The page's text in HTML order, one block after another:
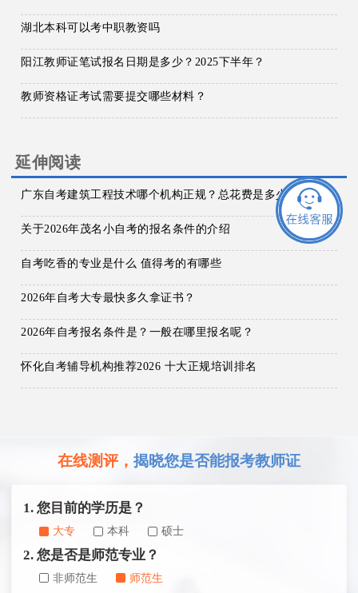
湖北本科可以考中职教资吗
阳江教师证笔试报名日期是多少？2025下半年？
教师资格证考试需要提交哪些材料？
延伸阅读
广东自考建筑工程技术哪个机构正规？总花费是多少？
关于2026年茂名小自考的报名条件的介绍
自考吃香的专业是什么 值得考的有哪些
2026年自考大专最快多久拿证书？
2026年自考报名条件是？一般在哪里报名呢？
怀化自考辅导机构推荐2026 十大正规培训排名
在线测评， 揭晓您是否能报考教师证
1. 您目前的学历是？
大专 本科 硕士
2. 您是否是师范专业？
非师范生 师范生